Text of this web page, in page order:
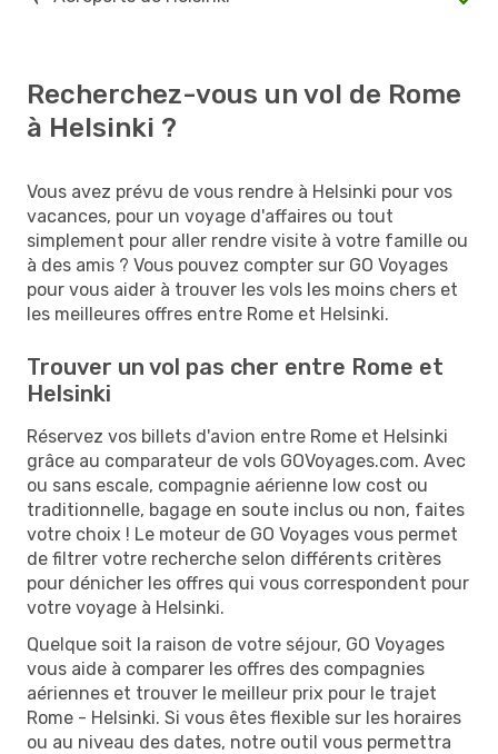
Recherchez-vous un vol de Rome
à Helsinki ?
Vous avez prévu de vous rendre à Helsinki pour vos
vacances, pour un voyage d'affaires ou tout
simplement pour aller rendre visite à votre famille ou
à des amis ? Vous pouvez compter sur GO Voyages
pour vous aider à trouver les vols les moins chers et
les meilleures offres entre Rome et Helsinki.
Trouver un vol pas cher entre Rome et
Helsinki
Réservez vos billets d'avion entre Rome et Helsinki
grâce au comparateur de vols GOVoyages.com. Avec
ou sans escale, compagnie aérienne low cost ou
traditionnelle, bagage en soute inclus ou non, faites
votre choix ! Le moteur de GO Voyages vous permet
de filtrer votre recherche selon différents critères
pour dénicher les offres qui vous correspondent pour
votre voyage à Helsinki.
Quelque soit la raison de votre séjour, GO Voyages
vous aide à comparer les offres des compagnies
aériennes et trouver le meilleur prix pour le trajet
Rome - Helsinki. Si vous êtes flexible sur les horaires
ou au niveau des dates, notre outil vous permettra